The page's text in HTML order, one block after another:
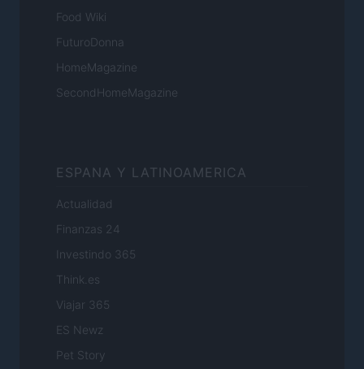
Food Wiki
FuturoDonna
HomeMagazine
SecondHomeMagazine
ESPANA Y LATINOAMERICA
Actualidad
Finanzas 24
Investindo 365
Think.es
Viajar 365
ES Newz
Pet Story